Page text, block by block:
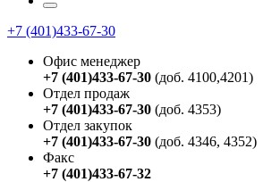
+7 (401)433-67-30
Офис менеджер
+7 (401)433-67-30 (доб. 4100,4201)
Отдел продаж
+7 (401)433-67-30 (доб. 4353)
Отдел закупок
+7 (401)433-67-30 (доб. 4346, 4352)
Факс
+7 (401)433-67-32